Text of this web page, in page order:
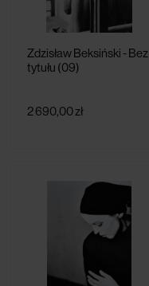
Zdzisław Beksiński - Bez
tytułu (09)
2 690,00 zł